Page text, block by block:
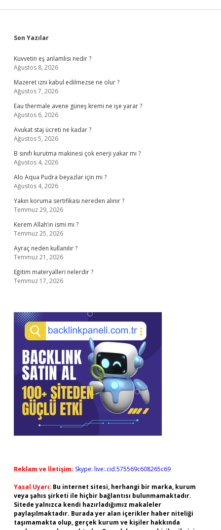
Sidebar
Son Yazılar
Kuvvetin eş anlamlısı nedir ?
Ağustos 8, 2026
Mazeret izni kabul edilmezse ne olur ?
Ağustos 7, 2026
Eau thermale avene güneş kremi ne işe yarar ?
Ağustos 6, 2026
Avukat staj ücreti ne kadar ?
Ağustos 5, 2026
B sınıfı kurutma makinesi çok enerji yakar mı ?
Ağustos 4, 2026
Alo Aqua Pudra beyazlar için mi ?
Ağustos 4, 2026
Yakın koruma sertifikası nereden alınır ?
Temmuz 29, 2026
Kerem Allah’ın ismi mi ?
Temmuz 25, 2026
Ayraç neden kullanılır ?
Temmuz 21, 2026
Eğitim materyalleri nelerdir ?
Temmuz 17, 2026
Reklam ve İletişim: Skype: live:.cid.575569c608265c69
Yasal Uyarı: Bu internet sitesi, herhangi bir marka, kurum
veya şahıs şirketi ile hiçbir bağlantısı bulunmamaktadır.
Sitede yalnızca kendi hazırladığımız makaleler
paylaşılmaktadır. Burada yer alan içerikler haber niteliği
taşımamakta olup, gerçek kurum ve kişiler hakkında